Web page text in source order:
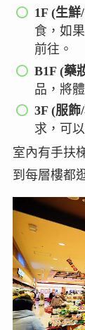
1F (生鮮
食，如
前往。
B1F (藥
品，將
3F (服飾
求，可
室內有手扶
到每層樓都